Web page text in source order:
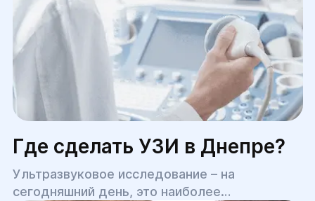
Где сделать УЗИ в Днепре?
Ультразвуковое исследование – на
сегодняшний день, это наиболее